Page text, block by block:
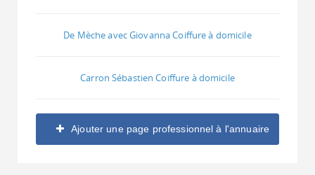
De Mèche avec Giovanna Coiffure à domicile
Carron Sébastien Coiffure à domicile
Ajouter une page professionnel à l'annuaire